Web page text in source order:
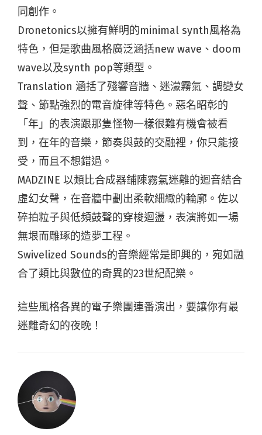
同創作。
Dronetonics以擁有鮮明的minimal synth風格為
特色，但是歌曲風格廣泛涵括new wave、doom
wave以及synth pop等類型。
Translation 涵括了殘響音牆、迷濛霧氣、調變女
聲、節點強烈的電音旋律等特色。惡名昭彰的
「年」的表演跟那隻怪物一樣很難有機會被看
到，在年的音樂，節奏與鼓的交融裡，你只能接
受，而且不想錯過。
MADZINE 以類比合成器鋪陳霧氣迷離的迴音結合
虛幻女聲，在音牆中劃出柔軟細緻的輪廓。佐以
碎拍粒子與低頻鼓聲的穿梭迴盪，表演將如一場
無垠而雕琢的造夢工程。
Swivelized Sounds的音樂經常是即興的，宛如融
合了類比與數位的奇異的23世紀配樂。
這些風格各異的電子樂團連番演出，要讓你有最
迷離奇幻的夜晚！